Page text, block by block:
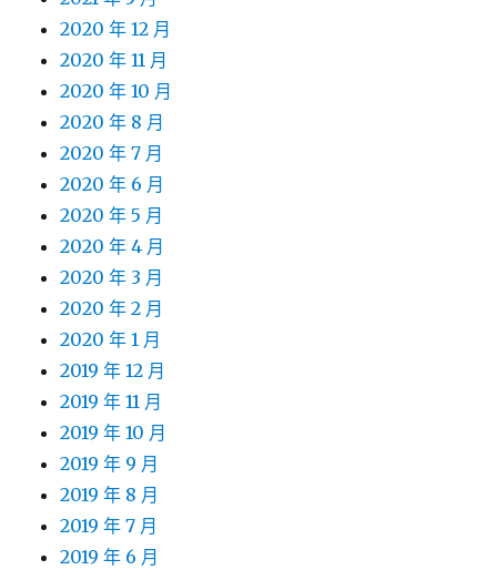
2020 年 12 月
2020 年 11 月
2020 年 10 月
2020 年 8 月
2020 年 7 月
2020 年 6 月
2020 年 5 月
2020 年 4 月
2020 年 3 月
2020 年 2 月
2020 年 1 月
2019 年 12 月
2019 年 11 月
2019 年 10 月
2019 年 9 月
2019 年 8 月
2019 年 7 月
2019 年 6 月